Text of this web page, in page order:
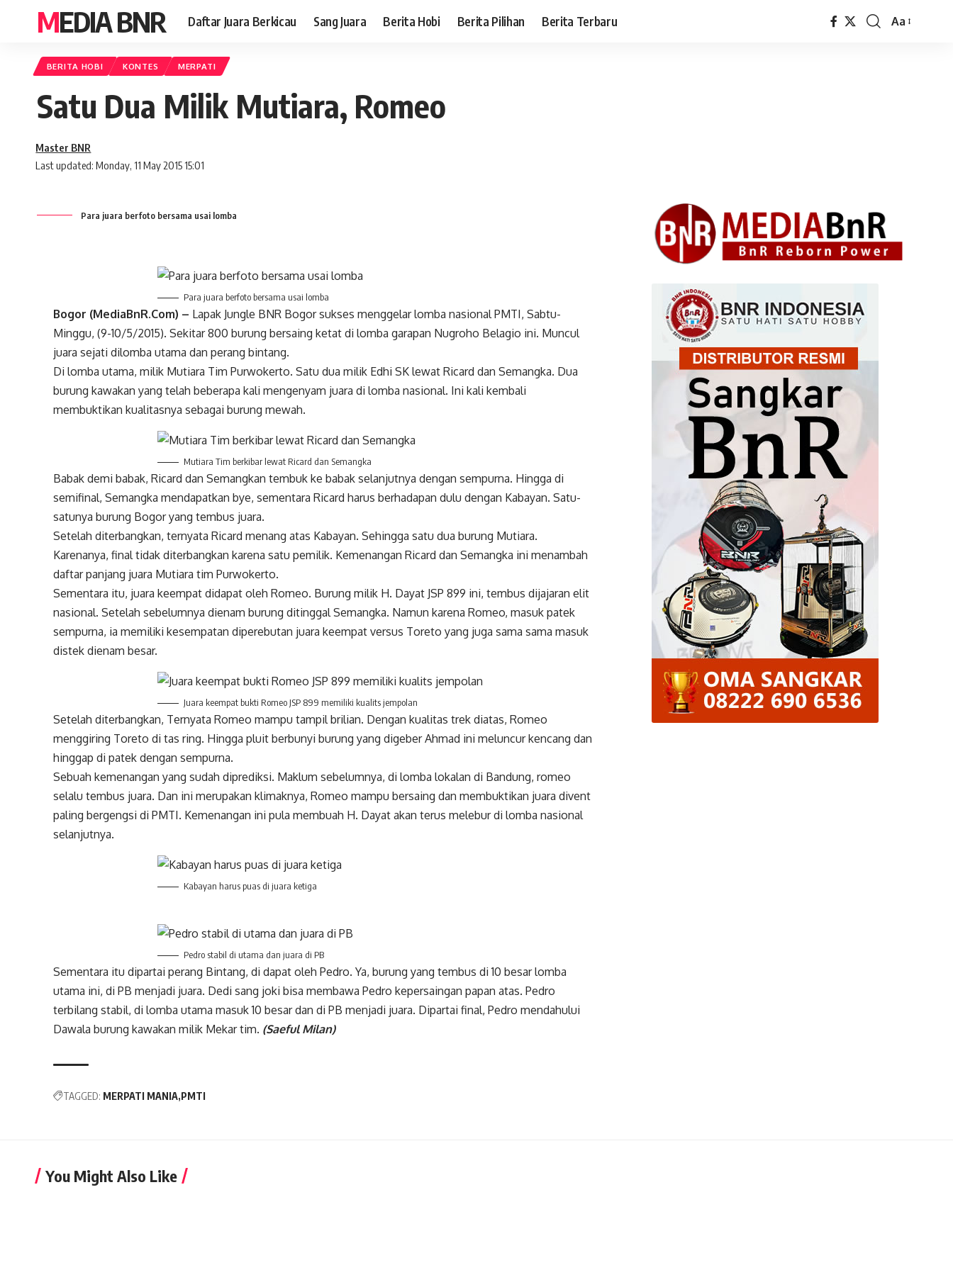
MEDIA BNR Daftar Juara Berkicau Sang Juara Berita Hobi Berita Pilihan Berita Terbaru
Font
Aa
BERITA HOBI KONTES MERPATI
Satu Dua Milik Mutiara, Romeo
Last updated: Monday, 11 May 2015 15:01
Master BNR
Para juara berfoto bersama usai lomba
Para juara berfoto bersama usai lomba
Bogor (MediaBnR.Com) – Lapak Jungle BNR Bogor sukses menggelar lomba nasional PMTI, Sabtu-
Minggu, (9-10/5/2015). Sekitar 800 burung bersaing ketat di lomba garapan Nugroho Belagio ini. Muncul
juara sejati dilomba utama dan perang bintang.
Di lomba utama, milik Mutiara Tim Purwokerto. Satu dua milik Edhi SK lewat Ricard dan Semangka. Dua
burung kawakan yang telah beberapa kali mengenyam juara di lomba nasional. Ini kali kembali
membuktikan kualitasnya sebagai burung mewah.
Mutiara Tim berkibar lewat Ricard dan Semangka
Babak demi babak, Ricard dan Semangkan tembuk ke babak selanjutnya dengan sempurna. Hingga di
semifinal, Semangka mendapatkan bye, sementara Ricard harus berhadapan dulu dengan Kabayan. Satu-
satunya burung Bogor yang tembus juara.
Setelah diterbangkan, ternyata Ricard menang atas Kabayan. Sehingga satu dua burung Mutiara.
Karenanya, final tidak diterbangkan karena satu pemilik. Kemenangan Ricard dan Semangka ini menambah
daftar panjang juara Mutiara tim Purwokerto.
Sementara itu, juara keempat didapat oleh Romeo. Burung milik H. Dayat JSP 899 ini, tembus dijajaran elit
nasional. Setelah sebelumnya dienam burung ditinggal Semangka. Namun karena Romeo, masuk patek
sempurna, ia memiliki kesempatan diperebutan juara keempat versus Toreto yang juga sama sama masuk
distek dienam besar.
Juara keempat bukti Romeo JSP 899 memiliki kualits jempolan
Setelah diterbangkan, Ternyata Romeo mampu tampil brilian. Dengan kualitas trek diatas, Romeo
menggiring Toreto di tas ring. Hingga pluit berbunyi burung yang digeber Ahmad ini meluncur kencang dan
hinggap di patek dengan sempurna.
Sebuah kemenangan yang sudah diprediksi. Maklum sebelumnya, di lomba lokalan di Bandung, romeo
selalu tembus juara. Dan ini merupakan klimaknya, Romeo mampu bersaing dan membuktikan juara divent
paling bergengsi di PMTI. Kemenangan ini pula membuah H. Dayat akan terus melebur di lomba nasional
selanjutnya.
Kabayan harus puas di juara ketiga
Pedro stabil di utama dan juara di PB
Sementara itu dipartai perang Bintang, di dapat oleh Pedro. Ya, burung yang tembus di 10 besar lomba
utama ini, di PB menjadi juara. Dedi sang joki bisa membawa Pedro kepersaingan papan atas. Pedro
terbilang stabil, di lomba utama masuk 10 besar dan di PB menjadi juara. Dipartai final, Pedro mendahului
Dawala burung kawakan milik Mekar tim. (Saeful Milan)
TAGGED: MERPATI MANIA PMTI
You Might Also Like